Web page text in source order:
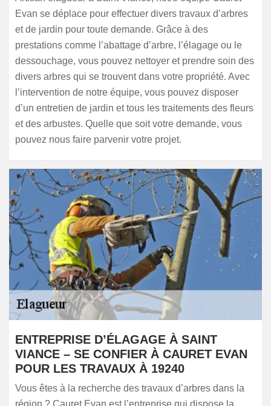
Evan se déplace pour effectuer divers travaux d’arbres
et de jardin pour toute demande. Grâce à des
prestations comme l’abattage d’arbre, l’élagage ou le
dessouchage, vous pouvez nettoyer et prendre soin des
divers arbres qui se trouvent dans votre propriété. Avec
l’intervention de notre équipe, vous pouvez disposer
d’un entretien de jardin et tous les traitements des fleurs
et des arbustes. Quelle que soit votre demande, vous
pouvez nous faire parvenir votre projet.
ENTREPRISE D’ÉLAGAGE À SAINT
VIANCE – SE CONFIER À CAURET EVAN
POUR LES TRAVAUX À 19240
Vous êtes à la recherche des travaux d’arbres dans la
région ? Cauret Evan est l’entreprise qui dispose la